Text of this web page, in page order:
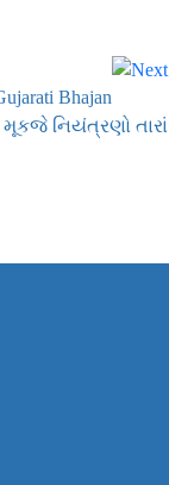
Bhajan
મૂકજે નિયંત્રણો તારાં